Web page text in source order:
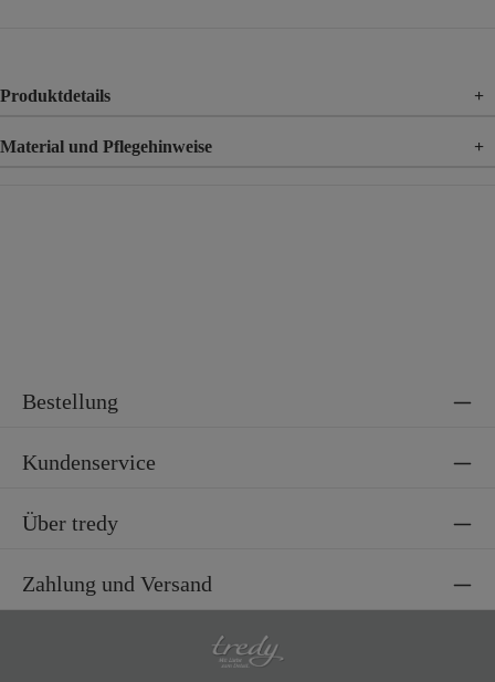
Produktdetails +
Material und Pflegehinweise +
Bestellung
Kundenservice
Über tredy
Zahlung und Versand